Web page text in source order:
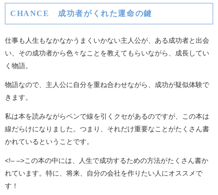
CHANCE 成功者がくれた運命の鍵
仕事も人生もなかなかうまくいかない主人公が、ある成功者と出会
い、その成功者から色々なことを教えてもらいながら、成長してい
く物語。
物語なので、主人公に自分を重ね合わせながら、成功が疑似体験で
きます。
私は本を読みながらペンで線を引くクセがあるのですが、この本は
線だらけになりました。つまり、それだけ重要なことがたくさん書
かれているということです。
<!– –>この本の中には、人生で成功するための方法がたくさん書か
れています。特に、将来、自分の会社を作りたい人にオススメで
す！